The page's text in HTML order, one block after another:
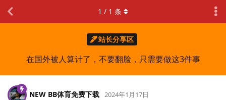
站长分享区
在国外被人算计了，不要翻脸，只需要做这3件事
1 / 1 条
NEW BB体育免费下载 2024年1月17日